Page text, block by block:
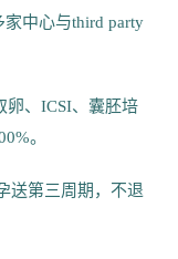
中心与third party
卵、ICSI、囊胚培
。
送第三周期，不退